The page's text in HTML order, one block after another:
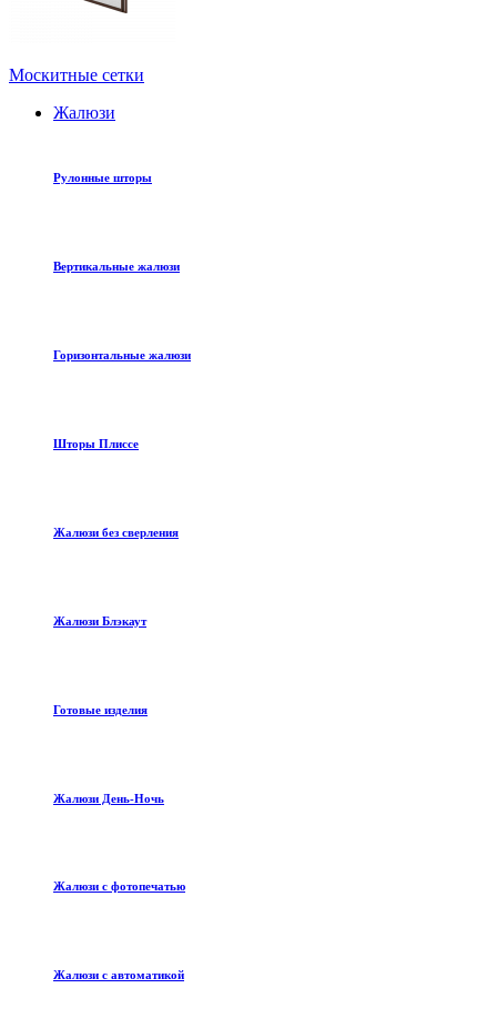
Москитные сетки
Жалюзи
Рулонные шторы
Вертикальные жалюзи
Горизонтальные жалюзи
Шторы Плиссе
Жалюзи без сверления
Жалюзи Блэкаут
Готовые изделия
Жалюзи День-Ночь
Жалюзи с фотопечатью
Жалюзи с автоматикой